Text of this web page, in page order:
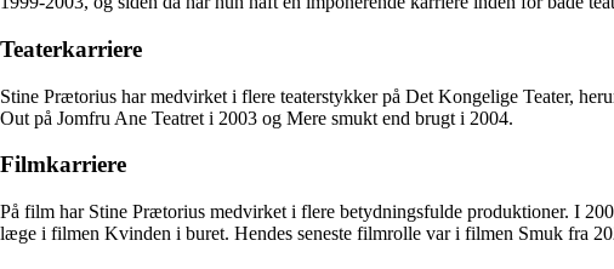
Teaterkarriere
Stine Prætorius har medvirket i flere teaterstykker på Det Kongelige Teater,
Out på Jomfru Ane Teatret i 2003 og Mere smukt end brugt i 2004.
Filmkarriere
På film har Stine Prætorius medvirket i flere betydningsfulde produktioner. I
læge i filmen Kvinden i buret. Hendes seneste filmrolle var i filmen Smuk fra